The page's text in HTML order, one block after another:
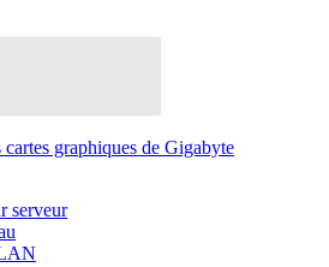
graphiques de Gigabyte
serveur